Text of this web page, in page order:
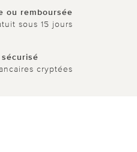
ou remboursée
sous 15 jours
cryptées